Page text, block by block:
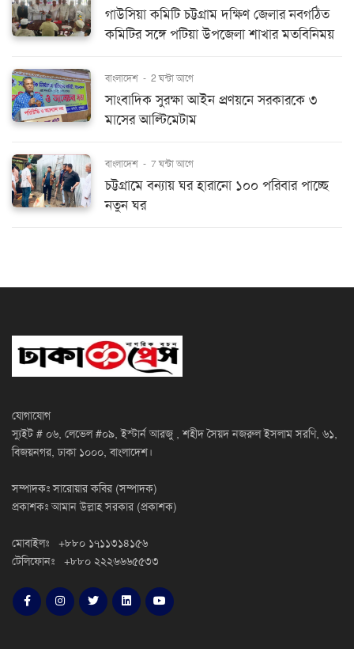
গাউসিয়া কমিটি চট্টগ্রাম দক্ষিণ জেলার নবগঠিত
কমিটির সঙ্গে পটিয়া উপজেলা শাখার মতবিনিময়
বাংলাদেশ - 2 ঘন্টা আগে
সাংবাদিক সুরক্ষা আইন প্রণয়নে সরকারকে ৩
মাসের আল্টিমেটাম
বাংলাদেশ - 7 ঘন্টা আগে
চট্টগ্রামে বন্যায় ঘর হারানো ১০০ পরিবার পাচ্ছে
নতুন ঘর
যোগাযোগ
স্যুইট # ০৬, লেভেল #০৯, ইস্টার্ন আরজু , শহীদ সৈয়দ নজরুল ইসলাম সরণি, ৬১,
বিজয়নগর, ঢাকা ১০০০, বাংলাদেশ।
সম্পাদকঃ সারোয়ার কবির (সম্পাদক)
প্রকাশকঃ আমান উল্লাহ সরকার (প্রকাশক)
মোবাইলঃ +৮৮০ ১৭১১৩১৪১৫৬
টেলিফোনঃ +৮৮০ ২২২৬৬৬৫৫৩৩